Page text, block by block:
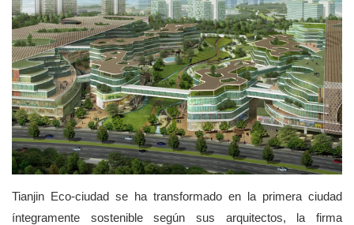
Tianjin Eco-ciudad se ha transformado en la primera ciudad
íntegramente sostenible según sus arquitectos, la firma